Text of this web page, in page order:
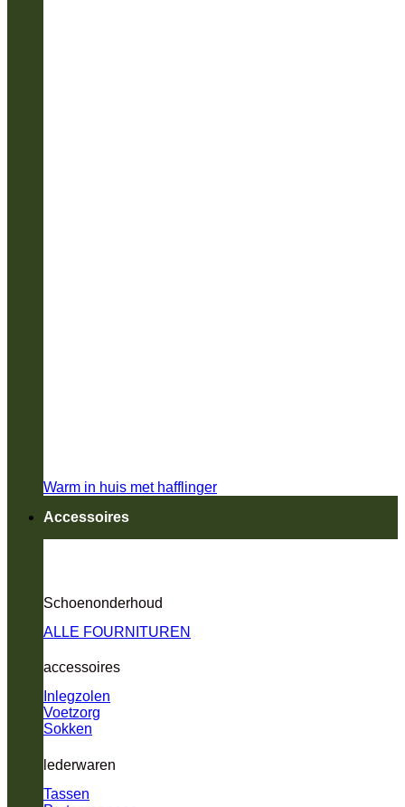
Warm in huis met hafflinger
Accessoires
Schoenonderhoud
ALLE FOURNITUREN
accessoires
Inlegzolen
Voetzorg
Sokken
lederwaren
Tassen